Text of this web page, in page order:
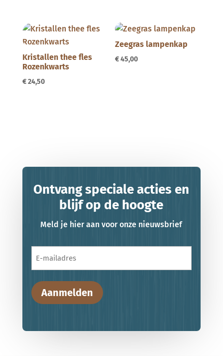
Kristallen thee fles
Rozenkwarts
€24,50
Zeegras lampenkap
€45,00
Ontvang speciale acties en
blijf op de hoogte
Meld je hier aan voor onze nieuwsbrief
Aanmelden